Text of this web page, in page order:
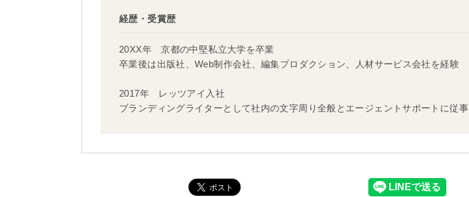
経歴・受賞歴
20XX年 京都の中堅私立大学を卒業
卒業後は出版社、Web制作会社、編集プロダクション、人材サービス会社を経験
2017年 レッツアイ入社
ブランディングライターとして社内の文字周り全般とエージェントサポートに従事